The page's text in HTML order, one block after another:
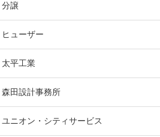
分譲
ヒューザー
太平工業
森田設計事務所
ユニオン・シティサービス